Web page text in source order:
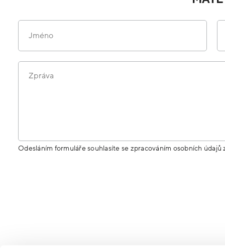
Jméno
Zpráva
Odesláním formuláře souhlasíte se zpracováním osobních údajů